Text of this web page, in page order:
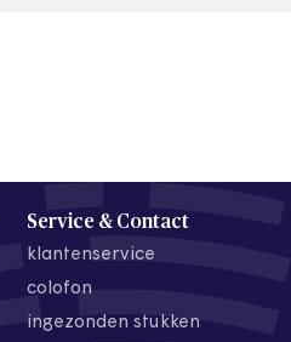
Service & Contact
klantenservice
colofon
ingezonden stukken